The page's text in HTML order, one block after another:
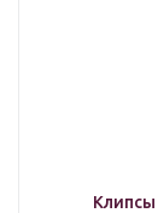
Клипсы